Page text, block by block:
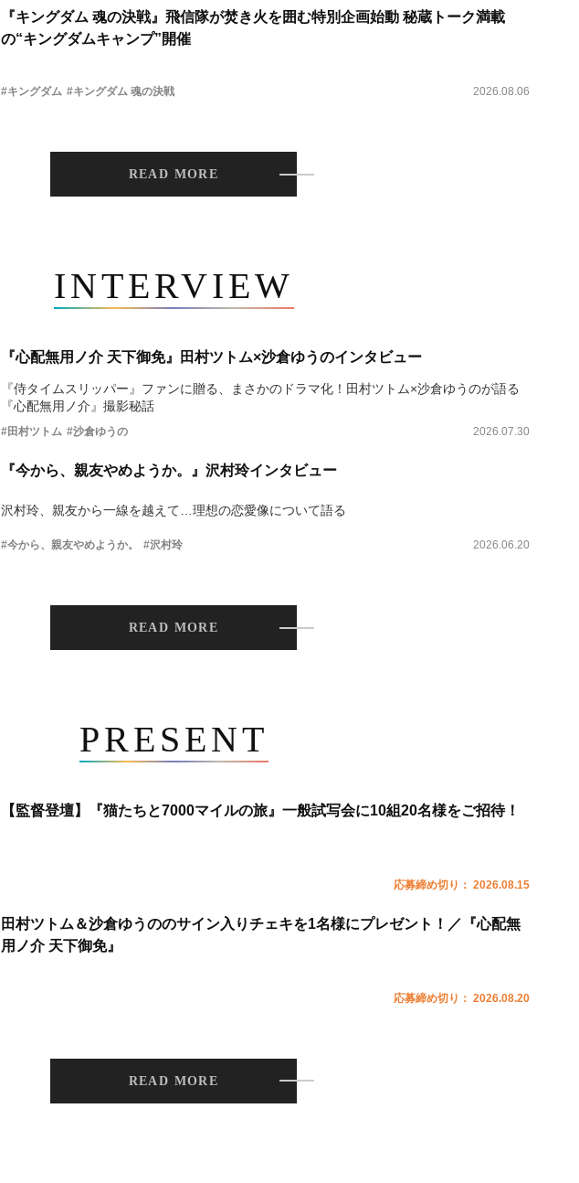
『キングダム 魂の決戦』飛信隊が焚き火を囲む特別企画始動 秘蔵トーク満載
の“キングダムキャンプ”開催
#キングダム #キングダム 魂の決戦 2026.08.06
READ MORE
INTERVIEW
『心配無用ノ介 天下御免』田村ツトム×沙倉ゆうのインタビュー
『侍タイムスリッパー』ファンに贈る、まさかのドラマ化！田村ツトム×沙倉ゆうのが語る
『心配無用ノ介』撮影秘話
#田村ツトム #沙倉ゆうの 2026.07.30
『今から、親友やめようか。』沢村玲インタビュー
沢村玲、親友から一線を越えて…理想の恋愛像について語る
#今から、親友やめようか。 #沢村玲 2026.06.20
READ MORE
PRESENT
【監督登壇】『猫たちと7000マイルの旅』一般試写会に10組20名様をご招待！
応募締め切り： 2026.08.15
田村ツトム＆沙倉ゆうののサイン入りチェキを1名様にプレゼント！／『心配無
用ノ介 天下御免』
応募締め切り： 2026.08.20
READ MORE